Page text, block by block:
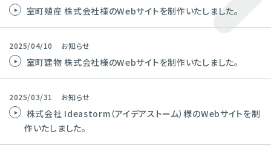
室町殖産 株式会社様のWebサイトを制作いたしました。
2025/04/10 お知らせ
室町建物 株式会社様のWebサイトを制作いたしました。
2025/03/31 お知らせ
株式会社 Ideastorm（アイデアストーム）様のWebサイトを制
作いたしました。